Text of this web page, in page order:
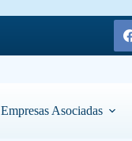
Empresas Asociadas